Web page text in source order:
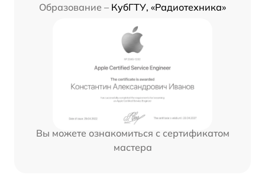
Образование – КубГТУ, «Радиотехника»
Вы можете ознакомиться с сертификатом
мастера